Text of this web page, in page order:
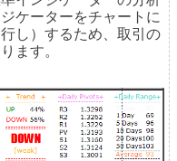
ケーターをチャートに
し）するため、取引の
ます。